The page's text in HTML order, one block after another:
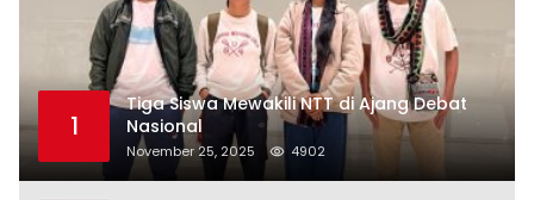
1
Tiga Siswa Mewakili NTT di Ajang Debat
Nasional
November 25, 2025 4902